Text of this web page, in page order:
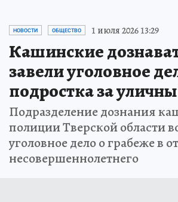
НОВОСТИ ОБЩЕСТВО 1 июля 2026 13:29
Кашинские
завели уголовное
подростка за
Подразделение дознания
полиции Тверской области
уголовное дело о грабеже в
несовершеннолетнего